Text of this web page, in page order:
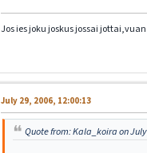
Jos ies joku joskus jossai
July 29, 2006, 12:00:13
Quote from: Kala_koira on